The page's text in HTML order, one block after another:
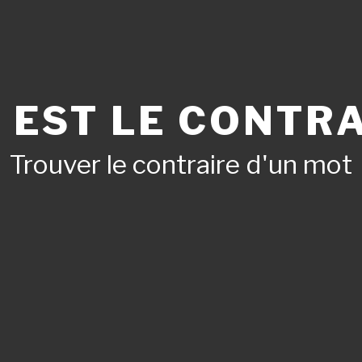
EST LE
Trouver le contraire d'un mot